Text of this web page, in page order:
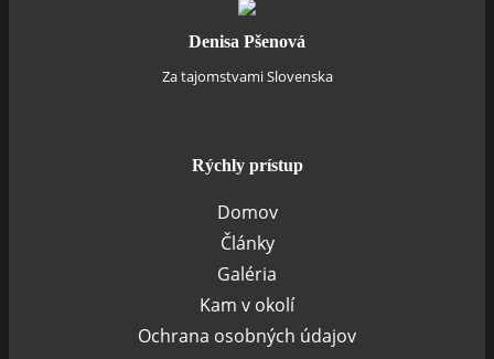
Denisa Pšenová
Za tajomstvami Slovenska
Rýchly prístup
Domov
Články
Galéria
Kam v okolí
Ochrana osobných údajov